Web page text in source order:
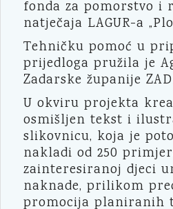
fonda za pomorstvo i
natječaja LAGUR-a
Tehničku pomoć u
prijedloga pružila je
Zadarske županije
U okviru projekta
osmišljen tekst i
slikovnicu, koja je
nakladi od 250
zainteresiranoj djeci
naknade, prilikom
promocija planiranih